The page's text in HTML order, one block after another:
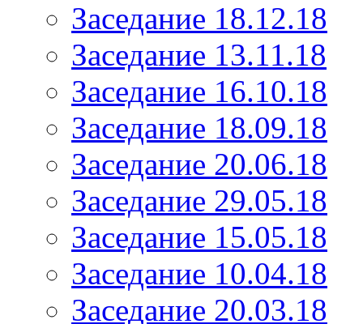
Заседание 18.12.18
Заседание 13.11.18
Заседание 16.10.18
Заседание 18.09.18
Заседание 20.06.18
Заседание 29.05.18
Заседание 15.05.18
Заседание 10.04.18
Заседание 20.03.18